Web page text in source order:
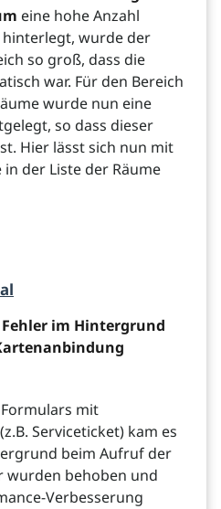
eine hohe Anzahl
wurde der
so groß, dass die
war. Für den Bereich
wurde nun eine
so dass dieser
Hier lässt sich nun mit
der Liste der Räume
im Hintergrund
mit
Serviceticket) kam es
beim Aufruf der
wurden behoben und
Verbesserung